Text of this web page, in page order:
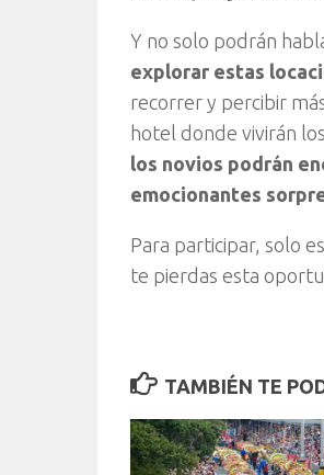
Y no solo podrán
explorar estas
recorrer y percibir
hotel donde vivirán
los novios podrán
emocionantes
Para participar, solo
te pierdas esta
TAMBIÉN TE